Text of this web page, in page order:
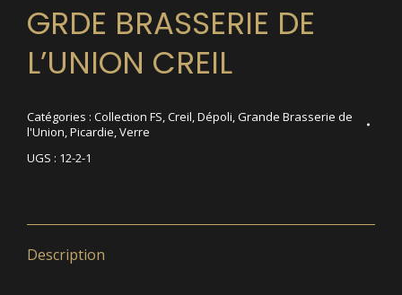
GRDE BRASSERIE DE
L’UNION CREIL
Catégories : Collection FS Creil Dépoli Grande Brasserie de
l'Union Picardie Verre
UGS : 12-2-1
Description